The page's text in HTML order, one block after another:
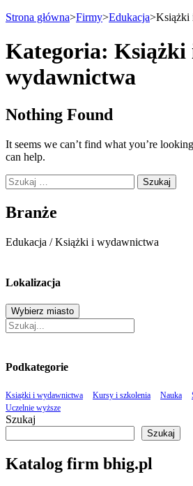
Strona główna>Firmy>Edukacja>Książki
Kategoria: Książki
wydawnictwa
Nothing Found
It seems we can’t find what you’re
can help.
Szukaj:
Branże
Edukacja /Książki i wydawnictwa
Lokalizacja
Wybierz miasto
Podkategorie
Książki i wydawnictwa Kursy i szkolenia Nauka
Uczelnie wyższe
Szukaj
Szukaj
Katalog firm bhig.pl